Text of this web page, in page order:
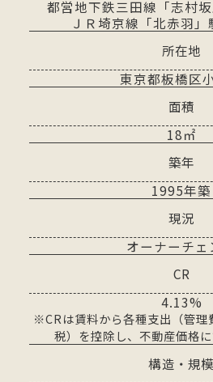
都営地下鉄三田線「志村
ＪＲ埼京線「北赤羽
所在地
東京都板橋区
面積
18㎡
築年
1995年築
現況
オーナーチェ
CR
4.13%
※CRは賃料から各種支出（管理
税）を控除し、不動産価格
構造・規模